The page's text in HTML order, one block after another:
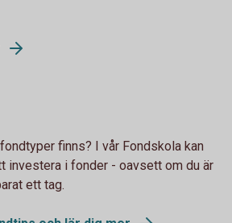
finns? I vår Fondskola kan
investera i fonder - oavsett om du är
ett tag.